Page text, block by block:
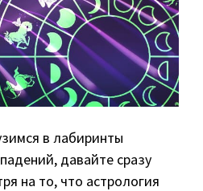
в лабиринты
давайте сразу
на то, что астрология